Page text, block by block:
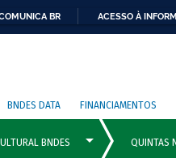
BR ACESSO À
BNDES DATA FINANCIAMENTOS